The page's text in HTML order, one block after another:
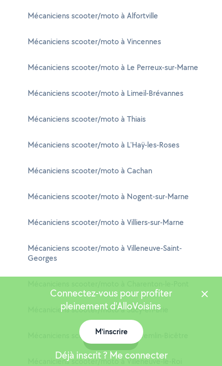
Mécaniciens scooter/moto à Alfortville
Mécaniciens scooter/moto à Vincennes
Mécaniciens scooter/moto à Le Perreux-sur-Marne
Mécaniciens scooter/moto à Limeil-Brévannes
Mécaniciens scooter/moto à Thiais
Mécaniciens scooter/moto à L'Haÿ-les-Roses
Mécaniciens scooter/moto à Cachan
Mécaniciens scooter/moto à Nogent-sur-Marne
Mécaniciens scooter/moto à Villiers-sur-Marne
Mécaniciens scooter/moto à Villeneuve-Saint-
Georges
Mécaniciens scooter/moto à Sucy-en-Brie
Mécaniciens scooter/moto à Le Kremlin-Bicêtre
Mécaniciens scooter/moto à Villeneuve-le-Roi
Connectez-vous pour profiter
pleinement d'AlloVoisins
M'inscrire
Déjà inscrit ? Me connecter